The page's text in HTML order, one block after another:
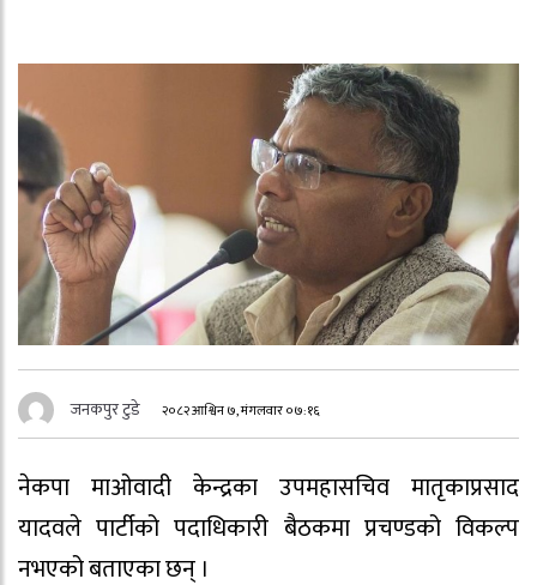
जनकपुर टुडे २०८२ आश्विन ७, मंगलवार ०७:१६
नेकपा माओवादी केन्द्रका उपमहासचिव मातृकाप्रसाद
यादवले पार्टीको पदाधिकारी बैठकमा प्रचण्डको विकल्प
नभएको बताएका छन् ।